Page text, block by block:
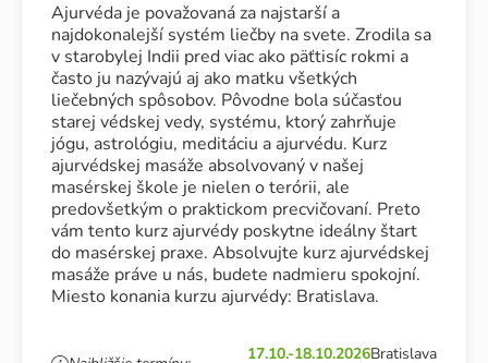
Ajurvéda je považovaná za najstarší a
najdokonalejší systém liečby na svete. Zrodila sa
v starobylej Indii pred viac ako päťtisíc rokmi a
často ju nazývajú aj ako matku všetkých
liečebných spôsobov. Pôvodne bola súčasťou
starej védskej vedy, systému, ktorý zahrňuje
jógu, astrológiu, meditáciu a ajurvédu. Kurz
ajurvédskej masáže absolvovaný v našej
masérskej škole je nielen o terórii, ale
predovšetkým o praktickom precvičovaní. Preto
vám tento kurz ajurvédy poskytne ideálny štart
do masérskej praxe. Absolvujte kurz ajurvédskej
masáže práve u nás, budete nadmieru spokojní.
Miesto konania kurzu ajurvédy: Bratislava.
17.10.-18.10.2026Bratislava